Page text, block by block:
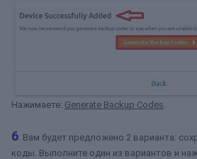
Нажимаете: Generate Backup Codes
6 . Вам будет предложено 2 варианта:
коды. Выполните один из вариантов и